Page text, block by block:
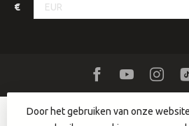
€
Door het gebruiken van onze